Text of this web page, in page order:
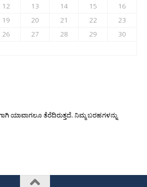
12 13 14 15
16
19 20 21 22
23
26 27 28 29
30
ಯಾವಾಗಲೂ ತೆರೆದಿರುತ್ತದೆ. ನಿಮ್ಮ ಬರಹಗಳನ್ನು